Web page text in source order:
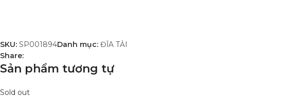
SKU: SP001894Danh mục: ĐĨA TẢI
Share:
Sản phẩm tương tự
Sold out